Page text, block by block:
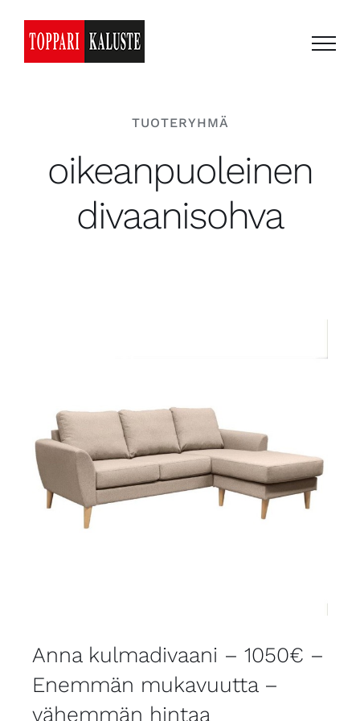
content
TUOTERYHMÄ
oikeanpuoleinen
divaanisohva
Anna kulmadivaani – 1050€ –
Enemmän mukavuutta –
vähemmän hintaa